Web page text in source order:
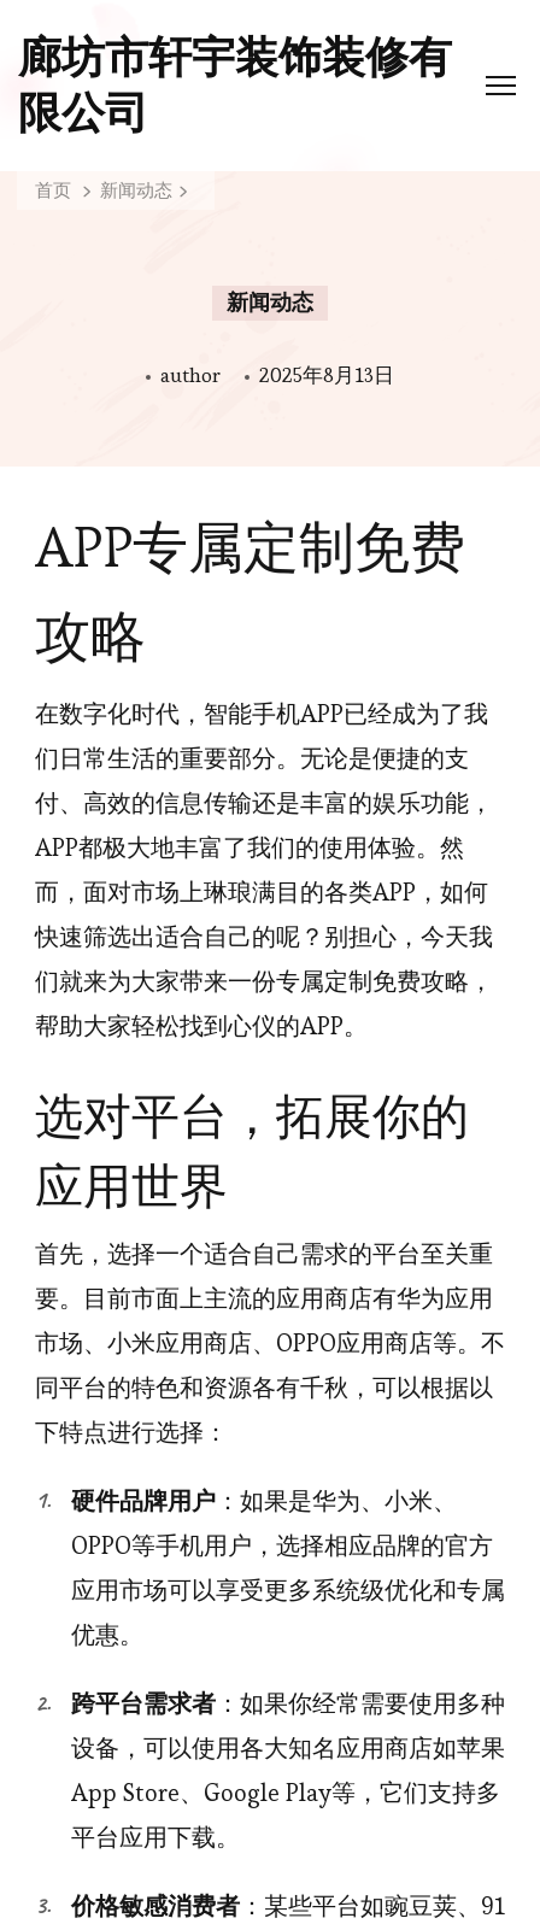
廊坊市轩宇装饰装修有
限公司
首页 新闻动态
新闻动态
author 2025年8月13日
APP专属定制免费
攻略
在数字化时代，智能手机APP已经成为了我
们日常生活的重要部分。无论是便捷的支
付、高效的信息传输还是丰富的娱乐功能，
APP都极大地丰富了我们的使用体验。然
而，面对市场上琳琅满目的各类APP，如何
快速筛选出适合自己的呢？别担心，今天我
们就来为大家带来一份专属定制免费攻略，
帮助大家轻松找到心仪的APP。
选对平台，拓展你的
应用世界
首先，选择一个适合自己需求的平台至关重
要。目前市面上主流的应用商店有华为应用
市场、小米应用商店、OPPO应用商店等。不
同平台的特色和资源各有千秋，可以根据以
下特点进行选择：
硬件品牌用户 ：如果是华为、小米、
OPPO等手机用户，选择相应品牌的官方
应用市场可以享受更多系统级优化和专属
优惠。
跨平台需求者 ：如果你经常需要使用多种
设备，可以使用各大知名应用商店如苹果
App Store、Google Play等，它们支持多
平台应用下载。
价格敏感消费者 ：某些平台如豌豆荚、91